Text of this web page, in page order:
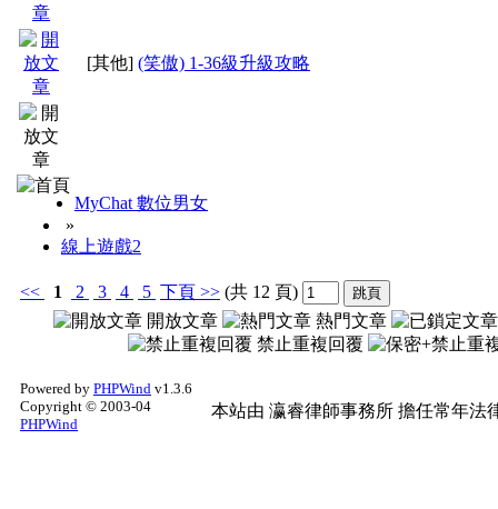
[其他] (笑傲) 1-36級升級攻略
MyChat 數位男女
»
線上遊戲2
<< 1 2 3 4 5 下頁 >> (共 12 頁)
開放文章
熱門文章
禁止重複回覆
Powered by PHPWind v1.3.6
Copyright © 2003-04
PHPWind
本站由 瀛睿律師事務所 擔任常年法